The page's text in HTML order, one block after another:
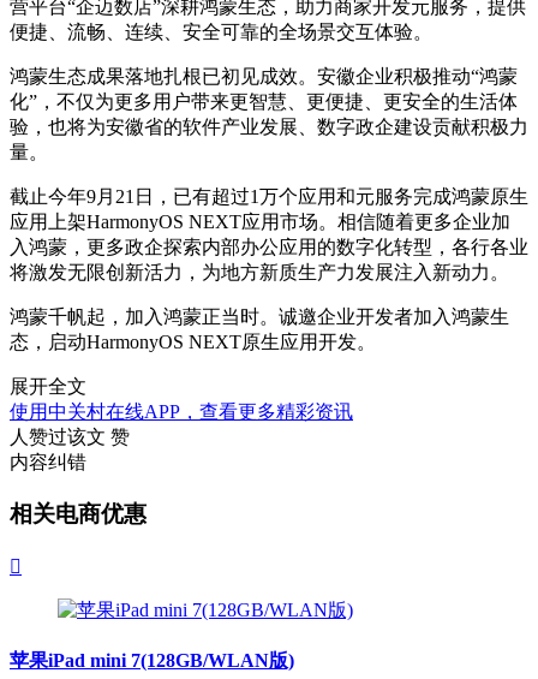
营平台“企迈数店”深耕鸿蒙生态，助力商家开发元服务，提供
便捷、流畅、连续、安全可靠的全场景交互体验。
鸿蒙生态成果落地扎根已初见成效。安徽企业积极推动“鸿蒙
化”，不仅为更多用户带来更智慧、更便捷、更安全的生活体
验，也将为安徽省的软件产业发展、数字政企建设贡献积极力
量。
截止今年9月21日，已有超过1万个应用和元服务完成鸿蒙原生
应用上架HarmonyOS NEXT应用市场。相信随着更多企业加
入鸿蒙，更多政企探索内部办公应用的数字化转型，各行各业
将激发无限创新活力，为地方新质生产力发展注入新动力。
鸿蒙千帆起，加入鸿蒙正当时。诚邀企业开发者加入鸿蒙生
态，启动HarmonyOS NEXT原生应用开发。
展开全文
使用中关村在线APP，查看更多精彩资讯
人赞过该文 赞
内容纠错
相关电商优惠

苹果iPad mini 7(128GB/WLAN版)